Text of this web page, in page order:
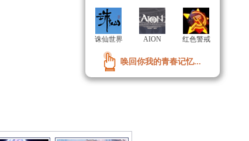
诛仙世界 AION 红色警戒
唤回你我的青春记忆...
诛仙世界 AION 红色警戒
唤回你我的青春记忆...